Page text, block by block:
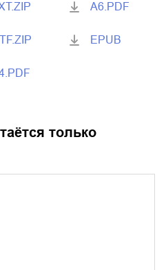
A6.PDF
EPUB
только